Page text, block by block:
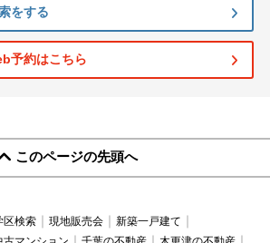
をする
予約はこちら
このページの先頭へ
区検索 現地販売会
新築一戸建て